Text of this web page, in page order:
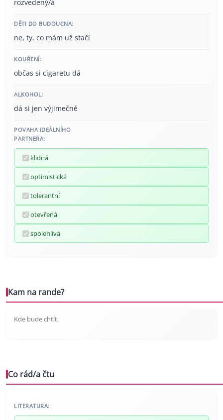
rozvedený/á
DĚTI DO BUDOUCNA:
ne, ty, co mám už stačí
KOUŘENÍ:
občas si cigaretu dá
ALKOHOL:
dá si jen výjimečně
POVAHA IDEÁLNÍHO
PARTNERA:
klidná
optimistická
tolerantní
otevřená
spolehlivá
Kam na rande?
Kde bude chtít.
Co rád/a čtu
LITERATURA: